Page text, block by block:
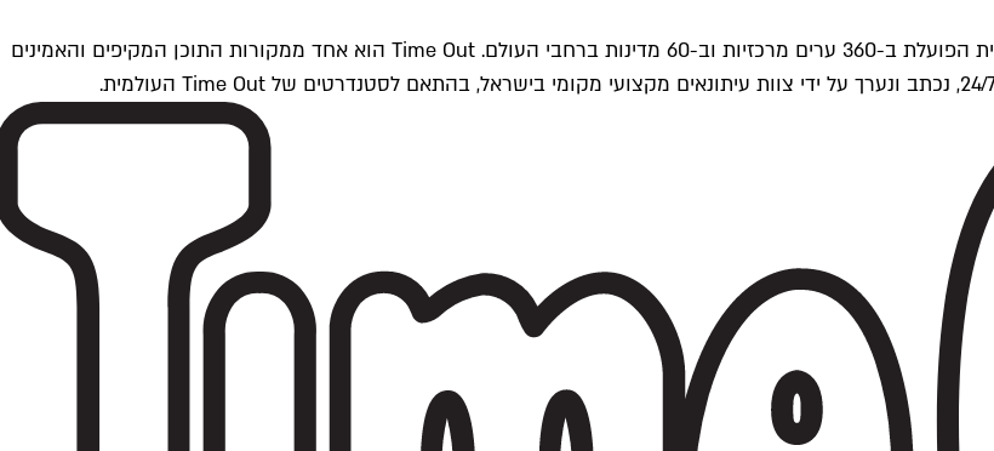
Time Outתל אביב הוא חלק מרשת Time Out Global — רשת מדיה בינלאומית הפועלת ב-360 ערים מרכזיות וב-60 מדינות ברחבי העולם. Time Out הוא אחד ממקורות התוכן המקיפים והאמינים